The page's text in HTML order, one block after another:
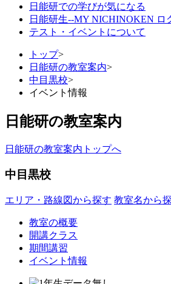
日能研での学びが気になる
日能研生--MY NICHINOKEN ロ
テスト・イベントについて
トップ>
日能研の教室案内>
中目黒校>
イベント情報
日能研の教室案内
日能研の教室案内トップへ
中目黒校
エリア・路線図から探す 教室名から
教室の概要
開講クラス
期間講習
イベント情報